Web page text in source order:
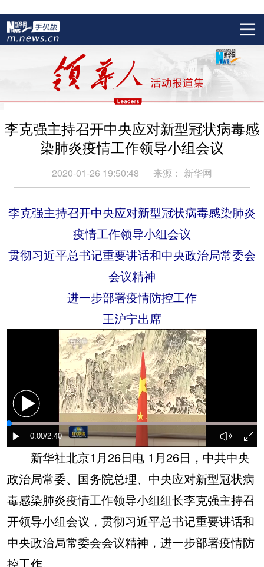
李克强主持召开中央应对新型冠状病毒感
染肺炎疫情工作领导小组会议
2020-01-26 19:50:48 来源： 新华网
李克强主持召开中央应对新型冠状病毒感染肺炎
疫情工作领导小组会议
贯彻习近平总书记重要讲话和中央政治局常委会
会议精神
进一步部署疫情防控工作
王沪宁出席
新华社北京1月26日电 1月26日，中共中央
政治局常委、国务院总理、中央应对新型冠状病
毒感染肺炎疫情工作领导小组组长李克强主持召
开领导小组会议，贯彻习近平总书记重要讲话和
中央政治局常委会会议精神，进一步部署疫情防
控工作。